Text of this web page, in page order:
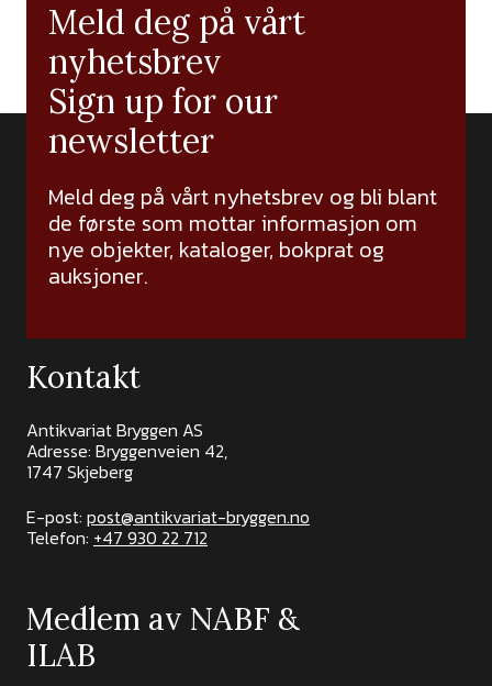
Meld deg på vårt
nyhetsbrev
Sign up for our
newsletter
Meld deg på vårt nyhetsbrev og bli blant
de første som mottar informasjon om
nye objekter, kataloger, bokprat og
auksjoner.
Kontakt
Antikvariat Bryggen AS
Adresse: Bryggenveien 42,
1747 Skjeberg
E-post: post@antikvariat-bryggen.no
Telefon: +47 930 22 712
Medlem av NABF &
ILAB